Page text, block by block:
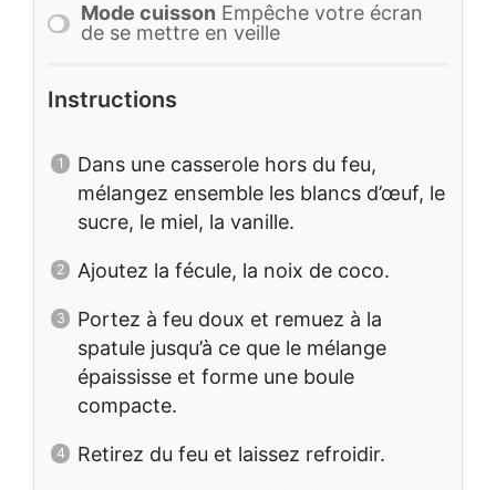
Mode cuisson Empêche votre écran
de se mettre en veille
Instructions
Dans une casserole hors du feu,
mélangez ensemble les blancs d’œuf, le
sucre, le miel, la vanille.
Ajoutez la fécule, la noix de coco.
Portez à feu doux et remuez à la
spatule jusqu’à ce que le mélange
épaississe et forme une boule
compacte.
Retirez du feu et laissez refroidir.